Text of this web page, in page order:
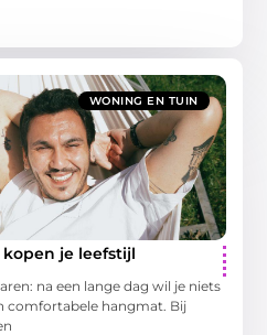
WONING EN TUIN
je leefstijl
na een lange dag wil je niets
comfortabele hangmat. Bij